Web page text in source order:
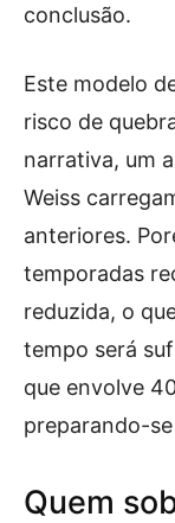
conclusão.
Este modelo
risco de
narrativa, um
Weiss
anteriores.
temporadas
reduzida, o
tempo será
que envolve
preparando-
Quem